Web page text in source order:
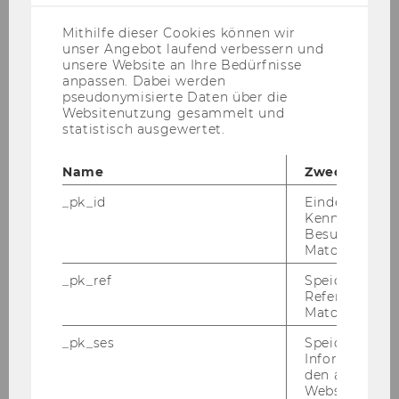
ZUM GUIDE
Pro­gram­me & Ser­vices
Mithilfe dieser Cookies können wir
unser Angebot laufend verbessern und
unsere Website an Ihre Bedürfnisse
anpassen. Dabei werden
pseudonymisierte Daten über die
Websitenutzung gesammelt und
statistisch ausgewertet.
Name
Zweck
_pk_id
Eindeutige
Besuchers
Matomo.
_pk_ref
Speicherung
Referrers
Matomo.
_pk_ses
Speicherung
den aktuellen